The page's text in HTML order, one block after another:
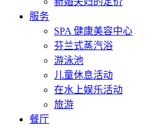
服务
SPA 健康美容中心
芬兰式蒸汽浴
游泳池
儿童休息活动
在水上娱乐活动
旅游
餐厅